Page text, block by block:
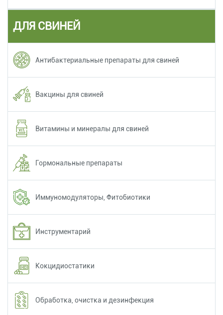
ДЛЯ СВИНЕЙ
Антибактериальные препараты для свиней
Вакцины для свиней
Витамины и минералы для свиней
Гормональные препараты
Иммуномодуляторы, Фитобиотики
Инструментарий
Кокцидиостатики
Обработка, очистка и дезинфекция